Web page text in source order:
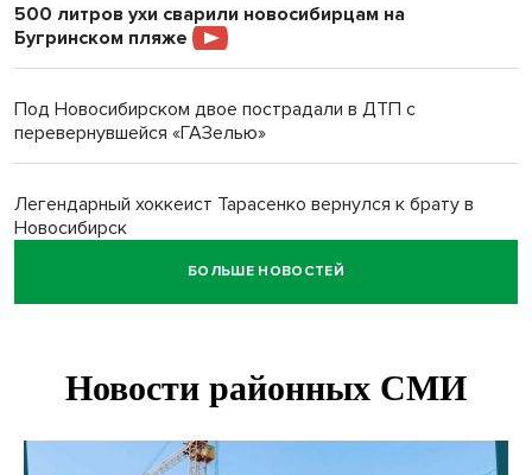
500 литров ухи сварили новосибирцам на
Бугринском пляже
Под Новосибирском двое пострадали в ДТП с
перевернувшейся «ГАЗелью»
Легендарный хоккеист Тарасенко вернулся к брату в
Новосибирск
Новосибирец подарил «боевую десятку» для эвакуации
В Новосибирске корпорация кукол из США подала в суд
БОЛЬШЕ НОВОСТЕЙ